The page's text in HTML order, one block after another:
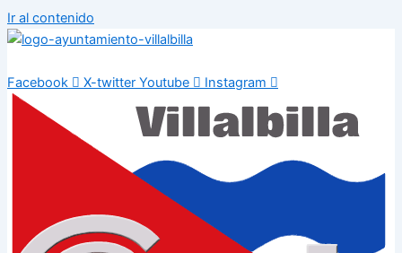
Ir al contenido
Facebook X-twitter Youtube Instagram